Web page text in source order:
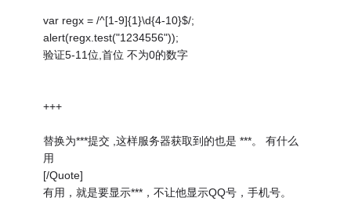
var regx = /^[1-9]{1}\d{4-10}$/;
alert(regx.test("1234556"));
验证5-11位,首位 不为0的数字
+++
替换为***提交 ,这样服务器获取到的也是 ***。 有什么
用
[/Quote]
有用，就是要显示***，不让他显示QQ号，手机号。